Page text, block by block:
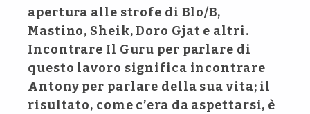
apertura alle strofe di Blo/B,
Mastino, Sheik, Doro Gjat e altri.
Incontrare Il Guru per parlare di
questo lavoro significa incontrare
Antony per parlare della sua vita; il
risultato, come c’era da aspettarsi, è